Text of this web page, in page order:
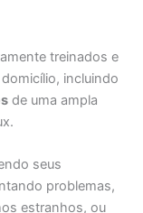
treinados e
incluindo
de uma ampla
seus
problemas,
estranhos, ou